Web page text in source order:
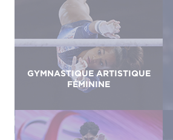
GYMNASTIQUE ARTISTIQUE
FÉMININE